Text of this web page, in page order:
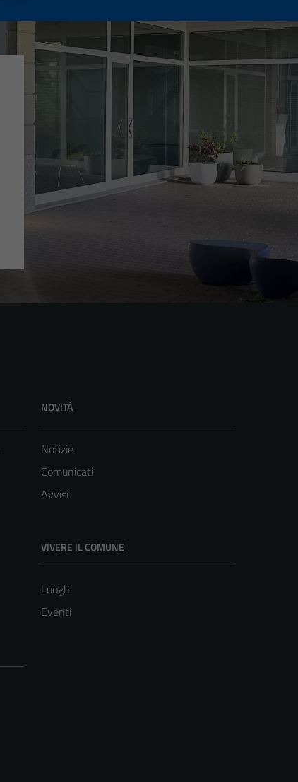
NOVITÀ
Notizie
Comunicati
Avvisi
VIVERE IL COMUNE
Luoghi
Eventi